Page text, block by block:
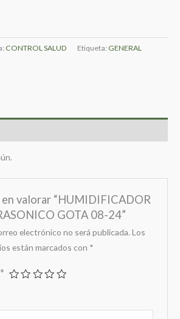
CONTROL SALUD Etiqueta: GENERAL
valorar “HUMIDIFICADOR
GOTA 08-24”
electrónico no será publicada. Los
están marcados con *
*